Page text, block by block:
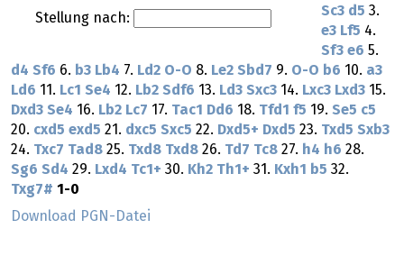
Stellung nach:
Sc3 d5 3.
e3 Lf5 4.
Sf3 e6 5.
d4 Sf6 6. b3 Lb4 7. Ld2 O-O 8. Le2 Sbd7 9. O-O b6 10. a3
Ld6 11. Lc1 Se4 12. Lb2 Sdf6 13. Ld3 Sxc3 14. Lxc3 Lxd3 15.
Dxd3 Se4 16. Lb2 Lc7 17. Tac1 Dd6 18. Tfd1 f5 19. Se5 c5
20. cxd5 exd5 21. dxc5 Sxc5 22. Dxd5+ Dxd5 23. Txd5 Sxb3
24. Txc7 Tad8 25. Txd8 Txd8 26. Td7 Tc8 27. h4 h6 28.
Sg6 Sd4 29. Lxd4 Tc1+ 30. Kh2 Th1+ 31. Kxh1 b5 32.
Txg7# 1-0
Download PGN-Datei